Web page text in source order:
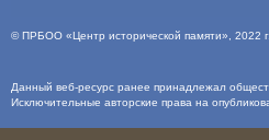
©ПРБОО «Центр исторической памяти» , 2022 г.
Данный веб-ресурс ранее принадлежал
Исключительные авторские права на